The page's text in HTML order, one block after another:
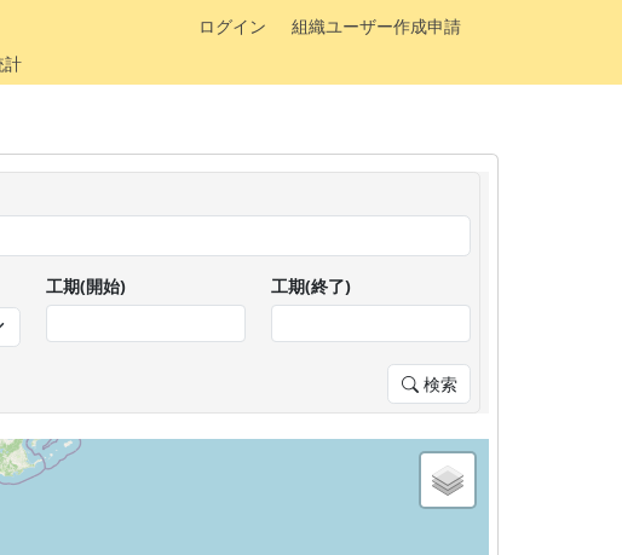
ログイン
組織ユーザー作成申請
計
工期(開始) 工期(終了)
検索